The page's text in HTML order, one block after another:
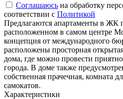
Соглашаюсь на обработку
соответствии с Политикой
Предлагаются апартаменты в ЖК
расположенном в самом центре
концепция от международного
расположены просторная
дома, где можно провести
города. В доме также
собственная прачечная, комната
самокатов.
Характеристики